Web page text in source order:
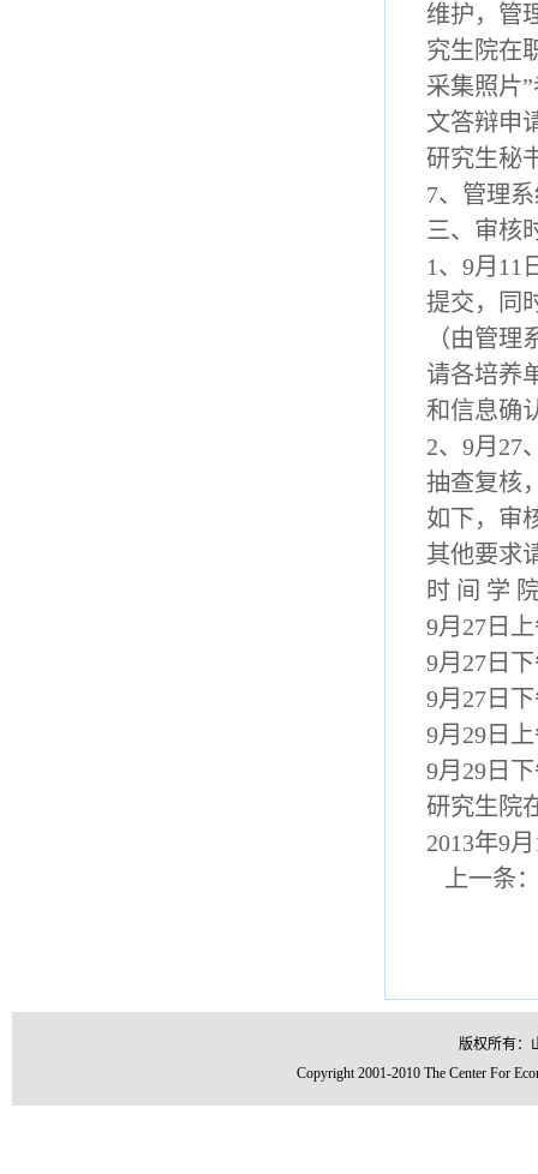
维护，管
究生院在
采集照片
文答辩申
研究生秘
7、管理
三、审核
1、9月11
提交，同
（由管
请各培养
和信息确
2、9月27
抽查复核
如下，审
其他要求
时 间 学
9月27日
9月27日
9月27日
9月29日
9月29日
研究生院
2013年9
上一条
版权所有：
Copyright 2001-2010 The Center For